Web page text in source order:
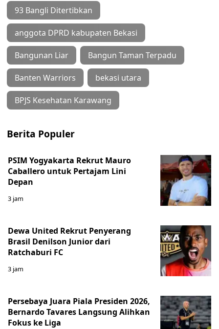
93 Bangli Ditertibkan
anggota DPRD kabupaten Bekasi
Bangunan Liar Bangun Taman Terpadu
Banten Warriors bekasi utara
BPJS Kesehatan Karawang
Berita Populer
PSIM Yogyakarta Rekrut Mauro
Caballero untuk Pertajam Lini
Depan
3 jam
Dewa United Rekrut Penyerang
Brasil Denilson Junior dari
Ratchaburi FC
3 jam
Persebaya Juara Piala Presiden 2026,
Bernardo Tavares Langsung Alihkan
Fokus ke Liga